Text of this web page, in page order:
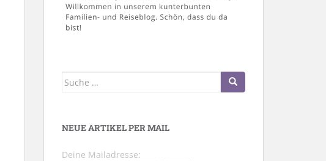
Suche
NEUE ARTIKEL PER MAIL
Deine Mailadresse: